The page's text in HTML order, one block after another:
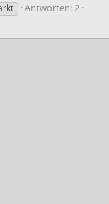
Antworten: 2